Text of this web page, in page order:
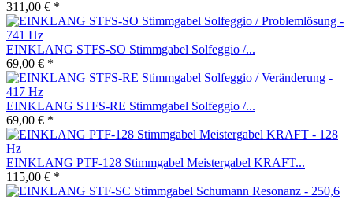
311,00 € *
EINKLANG STFS-SO Stimmgabel Solfeggio /...
69,00 € *
EINKLANG STFS-RE Stimmgabel Solfeggio /...
69,00 € *
EINKLANG PTF-128 Stimmgabel Meistergabel KRAFT...
115,00 € *